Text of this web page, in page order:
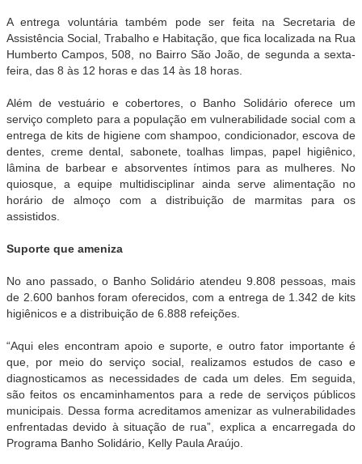
A entrega voluntária também pode ser feita na Secretaria de
Assistência Social, Trabalho e Habitação, que fica localizada na Rua
Humberto Campos, 508, no Bairro São João, de segunda a sexta-
feira, das 8 às 12 horas e das 14 às 18 horas.
Além de vestuário e cobertores, o Banho Solidário oferece um
serviço completo para a população em vulnerabilidade social com a
entrega de kits de higiene com shampoo, condicionador, escova de
dentes, creme dental, sabonete, toalhas limpas, papel higiênico,
lâmina de barbear e absorventes íntimos para as mulheres. No
quiosque, a equipe multidisciplinar ainda serve alimentação no
horário de almoço com a distribuição de marmitas para os
assistidos.
Suporte que ameniza
No ano passado, o Banho Solidário atendeu 9.808 pessoas, mais
de 2.600 banhos foram oferecidos, com a entrega de 1.342 de kits
higiênicos e a distribuição de 6.888 refeições.
“Aqui eles encontram apoio e suporte, e outro fator importante é
que, por meio do serviço social, realizamos estudos de caso e
diagnosticamos as necessidades de cada um deles. Em seguida,
são feitos os encaminhamentos para a rede de serviços públicos
municipais. Dessa forma acreditamos amenizar as vulnerabilidades
enfrentadas devido à situação de rua”, explica a encarregada do
Programa Banho Solidário, Kelly Paula Araújo.